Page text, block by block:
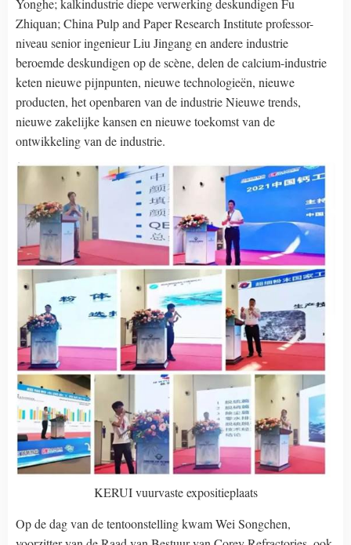
Yonghe; kalkindustrie diepe verwerking deskundigen Fu
Zhiquan; China Pulp and Paper Research Institute professor-
niveau senior ingenieur Liu Jingang en andere industrie
beroemde deskundigen op de scène, delen de calcium-industrie
keten nieuwe pijnpunten, nieuwe technologieën, nieuwe
producten, het openbaren van de industrie Nieuwe trends,
nieuwe zakelijke kansen en nieuwe toekomst van de
ontwikkeling van de industrie.
KERUI vuurvaste expositieplaats
Op de dag van de tentoonstelling kwam Wei Songchen,